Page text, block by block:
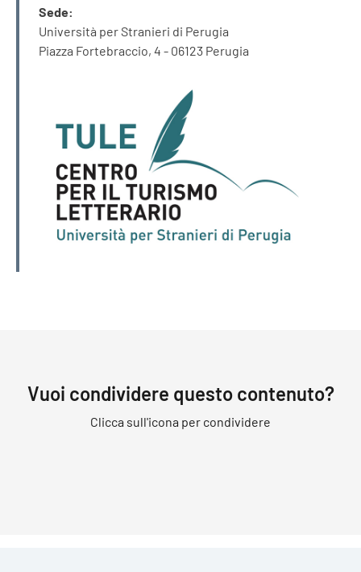
Sede:
Università per Stranieri di Perugia
Piazza Fortebraccio, 4 - 06123 Perugia
Vuoi condividere questo contenuto?
Clicca sull'icona per condividere